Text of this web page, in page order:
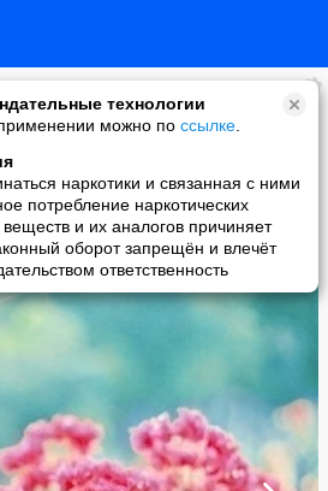
технологии
можно по ссылке
наркотики и связанная с ними
потребление наркотических
и их аналогов причиняет
оборот запрещён и влечёт
ответственность